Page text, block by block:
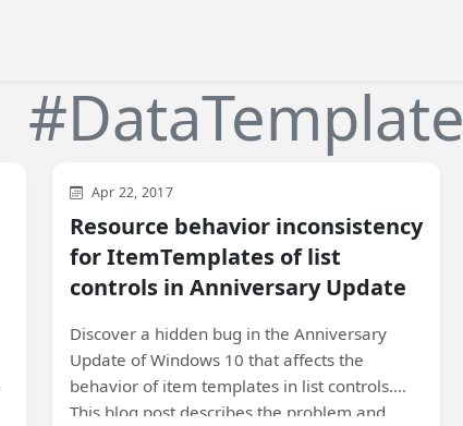
#DataTemplate
WinUI XAML
Apr 22, 2017
Resource behavior inconsistency
for ItemTemplates of list
controls in Anniversary Update
Discover a hidden bug in the Anniversary
Update of Windows 10 that affects the
behavior of item templates in list controls.
This blog post describes the problem and